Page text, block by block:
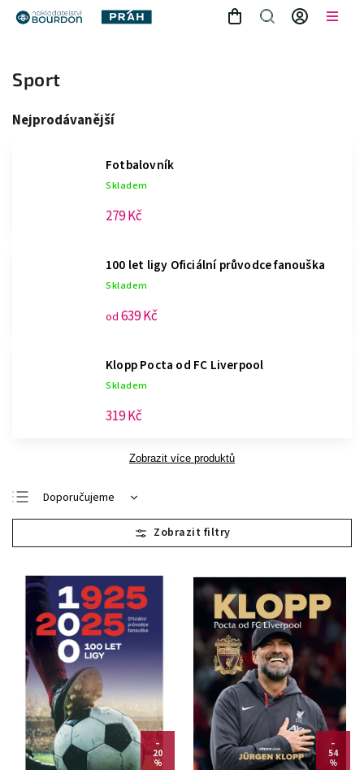
Sport
Nejprodávanější
Fotbalovník
Skladem
279 Kč
100 let ligy Oficiální průvodce fanouška
Skladem
od 639 Kč
KloppPocta od FC Liverpool
Skladem
319 Kč
Zobrazit více produktů
Doporučujeme
Nejlevnější
Nejdražší
Nejprodávanější
Abecedně
–
20
%
–
54
%